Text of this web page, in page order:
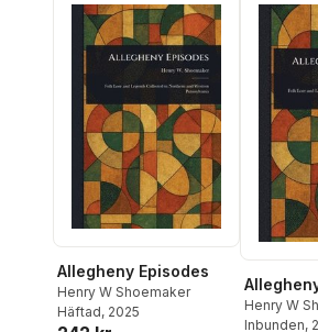
Allegheny Episodes
Henry W Shoemaker
Häftad, 2025
Henry W
Inbunden,